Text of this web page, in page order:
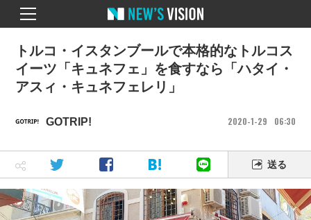
GOTRIP! 2020 1 29 06 30
トルコ・イスタンブールで本格的なトルコス
イーツ「キュネフェ」を食すなら「ハタイ・
アスィ・キュネフェレリ」
送る